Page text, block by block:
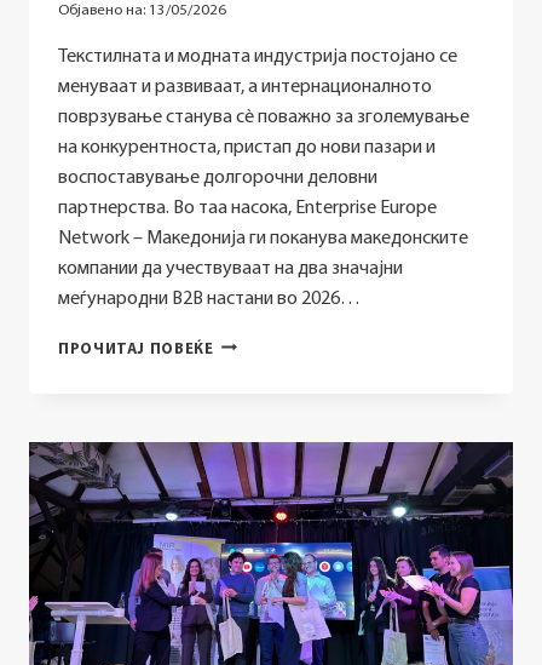
Објавено на: 13/05/2026
Текстилната и модната индустрија постојано се
менуваат и развиваат, а интернационалното
поврзување станува сè поважно за зголемување
на конкурентноста, пристап до нови пазари и
воспоставување долгорочни деловни
партнерства. Во таа насока, Enterprise Europe
Network – Македонија ги поканува македонските
компании да учествуваат на два значајни
меѓународни B2B настани во 2026…
ПРОЧИТАЈ ПОВЕЌЕ МОЖНОСТ
И
НОВИ
ПАЗАРИ
ЗА
МАКЕДОНСКИТЕ
ТЕКСТИЛНИ
КОМПАНИИ